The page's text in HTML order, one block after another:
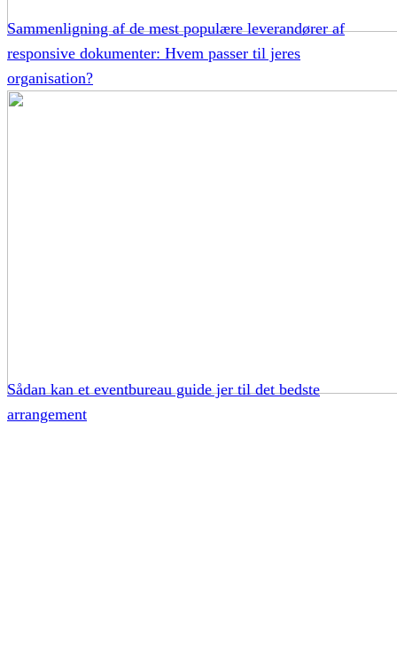
Sammenligning af de mest populære leverandører af
responsive dokumenter: Hvem passer til jeres
organisation?
Sådan kan et eventbureau guide jer til det bedste
arrangement